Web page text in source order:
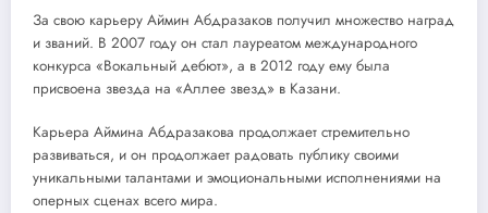
За свою карьеру Аймин Абдразаков получил множество наград
и званий. В 2007 году он стал лауреатом международного
конкурса «Вокальный дебют», а в 2012 году ему была
присвоена звезда на «Аллее звезд» в Казани.
Карьера Аймина Абдразакова продолжает стремительно
развиваться, и он продолжает радовать публику своими
уникальными талантами и эмоциональными исполнениями на
оперных сценах всего мира.